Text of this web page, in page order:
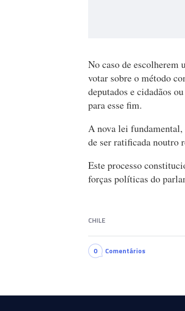
No caso de escolherem
votar sobre o método
deputados e cidadãos
para esse fim.
A nova lei
de ser ratificada noutro
Este processo
forças políticas do
CHILE
0 Comentários